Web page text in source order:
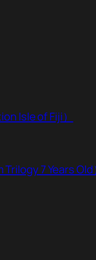
Isle of Fiji）
7 Years Old